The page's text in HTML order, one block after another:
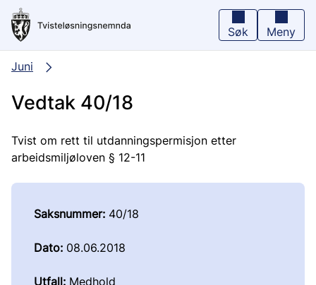
Hopp
hovedinnhold
Søk Meny
Juni
Vedtak 40/18
Tvist om rett til utdanningspermisjon etter
arbeidsmiljøloven § 12-11
Saksnummer: 40/18
Dato: 08.06.2018
Utfall: Medhold